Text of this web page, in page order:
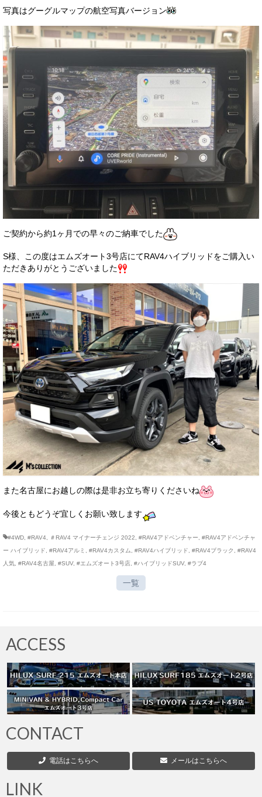
写真はグーグルマップの航空写真バージョン
ご契約から約1ヶ月での早々のご納車でした
S様、この度はエムズオート3号店にてRAV4ハイブリッドをご購入い
ただきありがとうございました
また名古屋にお越しの際は是非お立ち寄りくださいね
今後ともどうぞ宜しくお願い致します
#4WD #RAV4 ＃RAV4 マイナーチェンジ 2022 #RAV4アドベンチャー
#RAV4アドベンチャ
ー ハイブリッド
#RAV4アルミ #RAV4カスタム #RAV4ハイブリッド #RAV4ブラック
#RAV4
人気 #RAV4名古屋 #SUV, #エムズオート3号店 #ハイブリッドSUV, #ラブ4
一覧
ACCESS
CONTACT
電話はこちらへ メールはこちらへ
LINK